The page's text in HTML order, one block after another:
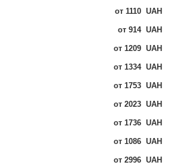
от 1110 UAH
от 914 UAH
от 1209 UAH
от 1334 UAH
от 1753 UAH
от 2023 UAH
от 1736 UAH
от 1086 UAH
от 2996 UAH